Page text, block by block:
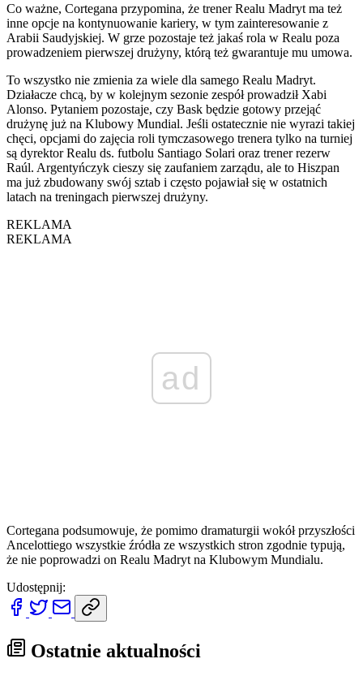
Co ważne, Cortegana przypomina, że trener Realu Madryt ma też
inne opcje na kontynuowanie kariery, w tym zainteresowanie z
Arabii Saudyjskiej. W grze pozostaje też jakaś rola w Realu poza
prowadzeniem pierwszej drużyny, którą też gwarantuje mu umowa.
To wszystko nie zmienia za wiele dla samego Realu Madryt.
Działacze chcą, by w kolejnym sezonie zespół prowadził Xabi
Alonso. Pytaniem pozostaje, czy Bask będzie gotowy przejąć
drużynę już na Klubowy Mundial. Jeśli ostatecznie nie wyrazi takiej
chęci, opcjami do zajęcia roli tymczasowego trenera tylko na turniej
są dyrektor Realu ds. futbolu Santiago Solari oraz trener rezerw
Raúl. Argentyńczyk cieszy się zaufaniem zarządu, ale to Hiszpan
ma już zbudowany swój sztab i często pojawiał się w ostatnich
latach na treningach pierwszej drużyny.
REKLAMA
REKLAMA
ad
Cortegana podsumowuje, że pomimo dramaturgii wokół przyszłości
Ancelottiego wszystkie źródła ze wszystkich stron zgodnie typują,
że nie poprowadzi on Realu Madryt na Klubowym Mundialu.
Udostępnij:
Ostatnie aktualności